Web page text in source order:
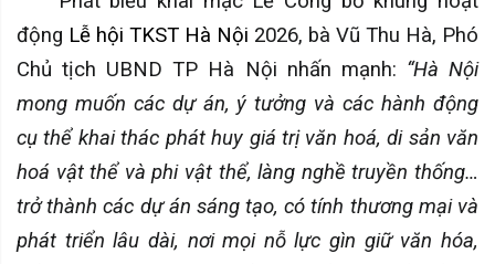
động Lễ hội TKST Hà Nội 2026, bà Vũ Thu Hà, Phó
Chủ tịch UBND TP Hà Nội nhấn mạnh: “Hà Nội
mong muốn các dự án, ý tưởng và các hành động
cụ thể khai thác phát huy giá trị văn hoá, di sản văn
hoá vật thể và phi vật thể, làng nghề truyền thống…
trở thành các dự án sáng tạo, có tính thương mại và
phát triển lâu dài, nơi mọi nỗ lực gìn giữ văn hóa,